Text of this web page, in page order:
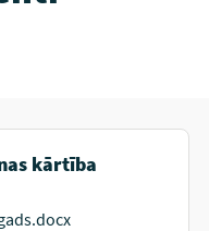
kārtība